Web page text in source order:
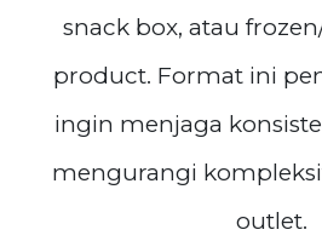
snack box, atau
product. Format ini
ingin menjaga
mengurangi
outlet.